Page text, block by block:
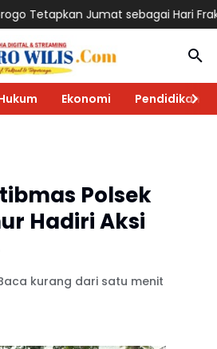
Hari Fraksi, Dwi Agus: Wadah
Ekonomi Pendidikan
Polsek
Hadiri Aksi
kurang dari satu menit